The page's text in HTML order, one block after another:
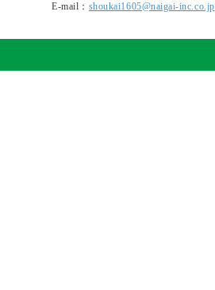
E-mail： shoukai1605@naigai-inc.co.jp